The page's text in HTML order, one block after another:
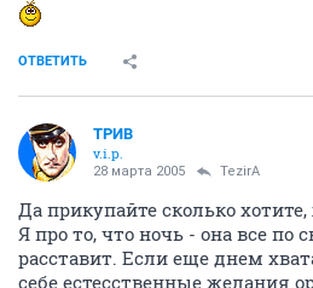
ОТВЕТИТЬ
ТРИВ
v.i.p.
28 марта 2005 TezirA
Да прикупайте сколько
Я про то, что ночь - она все по
расставит. Если еще днем
себе естесственные желания